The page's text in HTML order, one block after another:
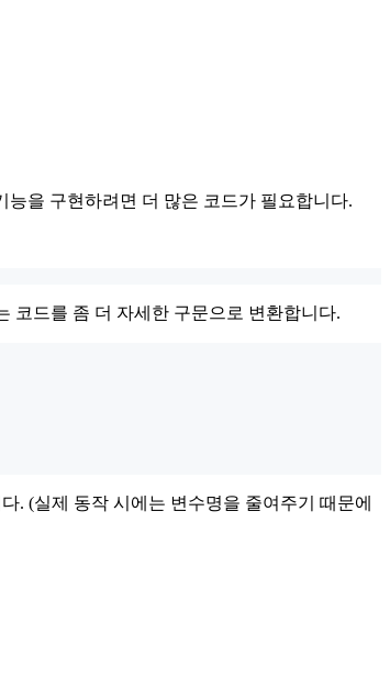
을 구현하려면 더 많은 코드가 필요합니다.
코드를 좀 더 자세한 구문으로 변환합니다.
. (실제 동작 시에는 변수명을 줄여주기 때문에